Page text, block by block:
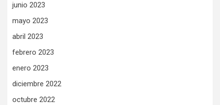
junio 2023
mayo 2023
abril 2023
febrero 2023
enero 2023
diciembre 2022
octubre 2022